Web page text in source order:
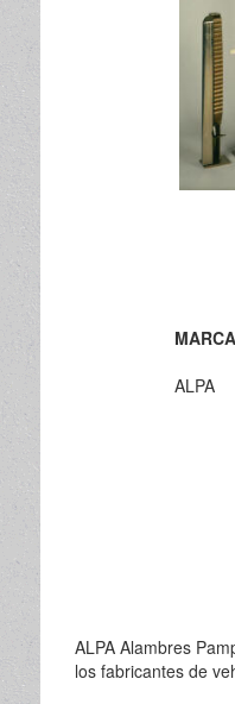
ALPA
ALPA Alambres
los fabricantes de